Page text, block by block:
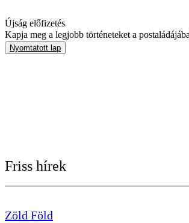
Újság előfizetés
Kapja meg a legjobb történeteket a
Nyomtatott lap
Friss hírek
Zöld Föld